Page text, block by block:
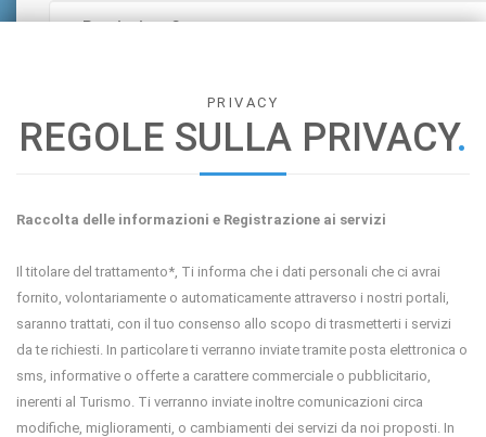
PRIVACY
REGOLE SULLA PRIVACY.
Raccolta delle informazioni e Registrazione ai servizi
Il titolare del trattamento*, Ti informa che i dati personali che ci avrai
fornito, volontariamente o automaticamente attraverso i nostri portali,
saranno trattati, con il tuo consenso allo scopo di trasmetterti i servizi
da te richiesti. In particolare ti verranno inviate tramite posta elettronica o
sms, informative o offerte a carattere commerciale o pubblicitario,
inerenti al Turismo. Ti verranno inviate inoltre comunicazioni circa
modifiche, miglioramenti, o cambiamenti dei servizi da noi proposti. In